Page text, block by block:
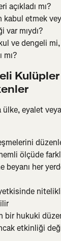
açıkladı mı?
kabul etmek
var mıydı?
ve dengeli mi,
mı?
eyalet
ölçüde
beyanı her
bir hukuki
etkinliği